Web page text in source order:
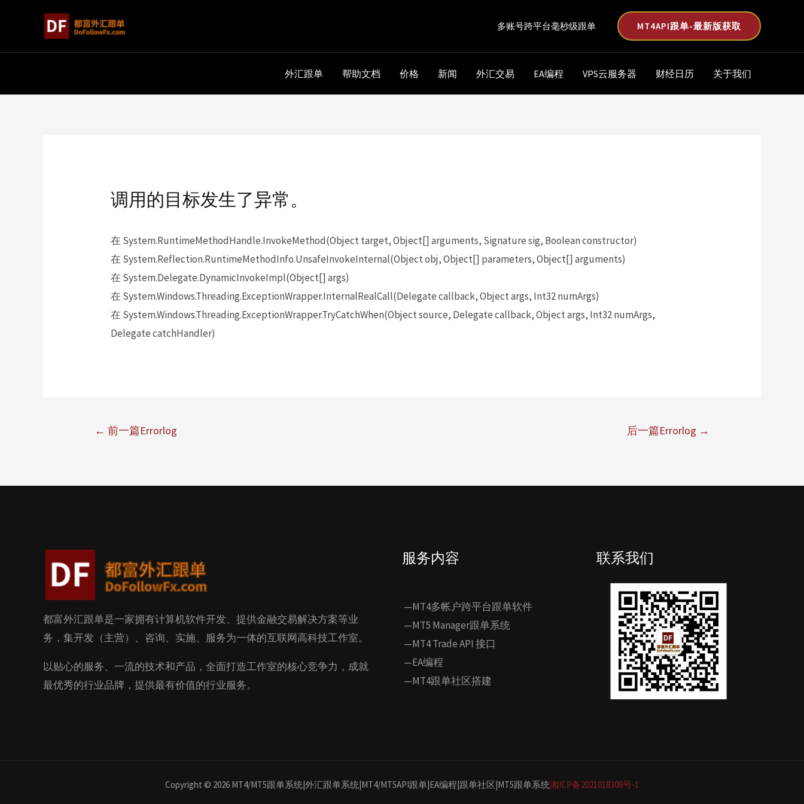
多账号跨平台毫秒级跟单 MT4API跟单-最新版获取
外汇跟单 帮助文档 价格 新闻 外汇交易 EA编程 VPS云服务器 财经日历 关于我们
调用的目标发生了异常。
在 System.RuntimeMethodHandle.InvokeMethod(Object target, Object[] arguments, Signature sig, Boolean constructor)
在 System.Reflection.RuntimeMethodInfo.UnsafeInvokeInternal(Object obj, Object[] parameters, Object[] arguments)
在 System.Delegate.DynamicInvokeImpl(Object[] args)
在 System.Windows.Threading.ExceptionWrapper.InternalRealCall(Delegate callback, Object args, Int32 numArgs)
在 System.Windows.Threading.ExceptionWrapper.TryCatchWhen(Object source, Delegate callback, Object args, Int32 numArgs,
Delegate catchHandler)
← 前一篇Errorlog 后一篇Errorlog →
都富外汇跟单是一家拥有计算机软件开发、提供金融交易解决方案等业
务，集开发（主营）、咨询、实施、服务为一体的互联网高科技工作室。
以贴心的服务、一流的技术和产品，全面打造工作室的核心竞争力，成就
最优秀的行业品牌，提供最有价值的行业服务。
服务内容
—MT4多帐户跨平台跟单软件
—MT5 Manager跟单系统
—MT4 Trade API 接口
—EA编程
—MT4跟单社区搭建
联系我们
Copyright © 2026 MT4/MT5跟单系统|外汇跟单系统|MT4/MT5API跟单|EA编程|跟单社区|MT5跟单系统湘ICP备2021018308号-1